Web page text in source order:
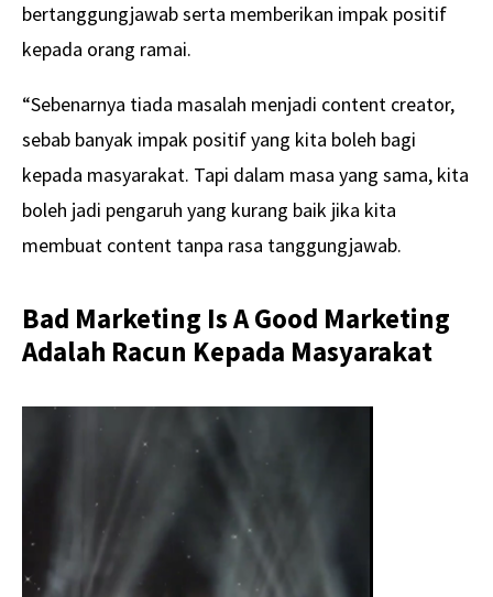
bertanggungjawab serta memberikan impak positif
kepada orang ramai.
“Sebenarnya tiada masalah menjadi content creator,
sebab banyak impak positif yang kita boleh bagi
kepada masyarakat. Tapi dalam masa yang sama, kita
boleh jadi pengaruh yang kurang baik jika kita
membuat content tanpa rasa tanggungjawab.
Bad Marketing Is A Good Marketing
Adalah Racun Kepada Masyarakat